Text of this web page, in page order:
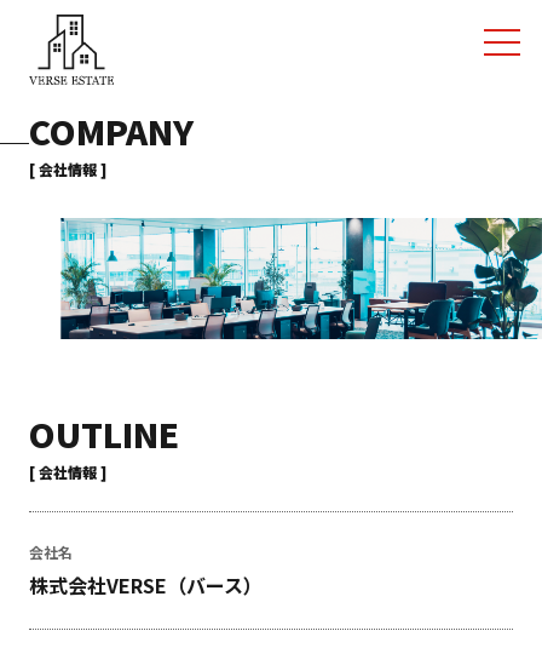
COMPANY
[ 会社情報 ]
OUTLINE
[ 会社情報 ]
会社名
株式会社VERSE（バース）